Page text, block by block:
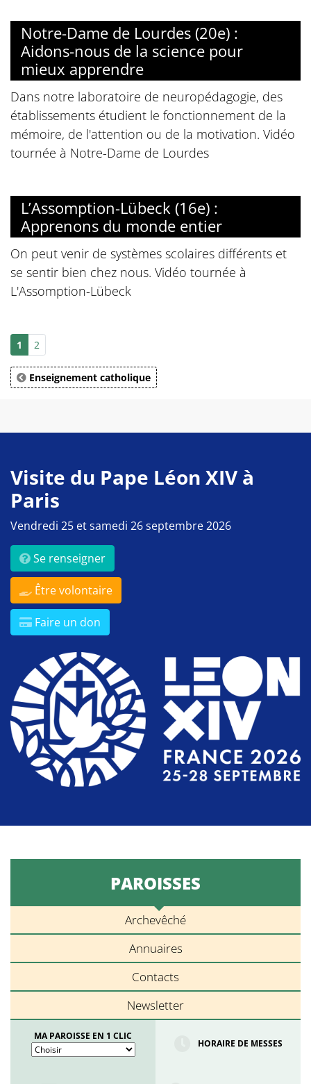
Notre-Dame de Lourdes (20e) :
Aidons-nous de la science pour
mieux apprendre
Dans notre laboratoire de neuropédagogie, des
établissements étudient le fonctionnement de la
mémoire, de l'attention ou de la motivation. Vidéo
tournée à Notre-Dame de Lourdes
L’Assomption-Lübeck (16e) :
Apprenons du monde entier
On peut venir de systèmes scolaires différents et
se sentir bien chez nous. Vidéo tournée à
L'Assomption-Lübeck
1 2
Enseignement catholique
Visite du Pape Léon XIV à
Paris
Vendredi 25 et samedi 26 septembre 2026
Se renseigner
Être volontaire
Faire un don
PAROISSES
Archevêché
Annuaires
Contacts
Newsletter
MA PAROISSE EN 1 CLIC
HORAIRE DE MESSES